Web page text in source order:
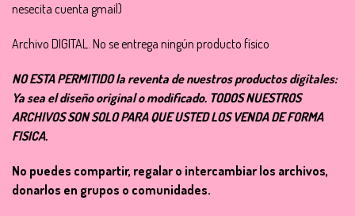
nesecita cuenta gmail)
Archivo DIGITAL. No se entrega ningún producto físico
NO ESTA PERMITIDO la reventa de nuestros productos digitales:
Ya sea el diseño original o modificado. TODOS NUESTROS
ARCHIVOS SON SOLO PARA QUE USTED LOS VENDA DE FORMA
FISICA.
No puedes compartir, regalar o intercambiar los archivos,
donarlos en grupos o comunidades.